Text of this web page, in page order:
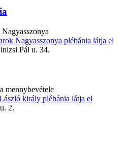
Nagyasszonya plébánia látja el
Pál u. 34.
mennybevétele
király plébánia látja el
2.